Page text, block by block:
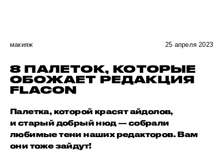
макияж 25 апреля 2023
8 ПАЛЕТОК, КОТОРЫЕ
ОБОЖАЕТ РЕДАКЦИЯ
FLACON
Палетка, которой красят айдолов,
и старый добрый нюд — собрали
любимые тени наших редакторов. Вам
они тоже зайдут!